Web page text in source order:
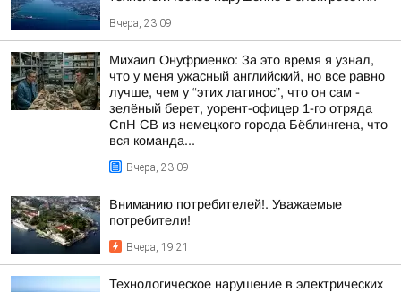
Вчера, 23:09
Михаил Онуфриенко: За это время я узнал,
что у меня ужасный английский, но все равно
лучше, чем у “этих латинос”, что он сам -
зелёный берет, уорент-офицер 1-го отряда
СпН СВ из немецкого города Бёблингена, что
вся команда...
Вчера, 23:09
Вниманию потребителей!. Уважаемые
потребители!
Вчера, 19:21
Технологическое нарушение в электрических